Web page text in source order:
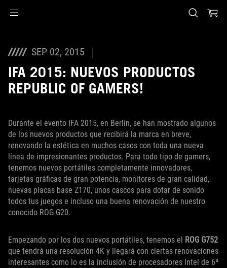
SEP 02, 2015
IFA 2015: NUEVOS PRODUCTOS
REPUBLIC OF GAMERS!
Durante el evento IFA 2015, en Berlín, se han mostrado algunos
de los nuevos productos que recibirá la marca en breve,
renovando la estética en muchos casos con toda una nueva
línea de impresionantes productos. Para todo tipo de gamers,
tenemos nuevos portátiles completamente innovadores,
tarjetas gráficas de gran potencia, monitores de gran calidad,
nuevas placas base Z170, unos cascos para dotar de sonido
todos tus juegos e incluso una buena renovación de nuestro
conocido ROG G20.
Empezando por los dos nuevos portátiles, tenemos el ROG G752
que tendrá una resolución 4K y llegará con ciertas renovaciones
interesantes como lo es la inclusión de procesadores Intel de 6ª